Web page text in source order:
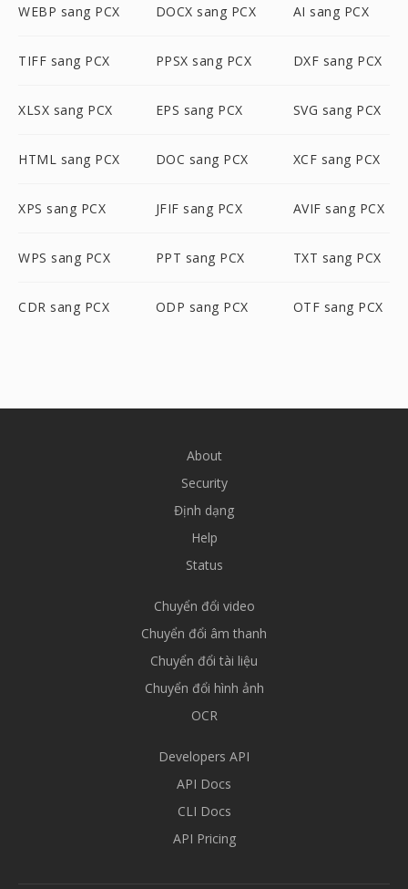
WEBP sang PCX DOCX sang PCX AI sang PCX
TIFF sang PCX PPSX sang PCX DXF sang PCX
XLSX sang PCX EPS sang PCX SVG sang PCX
HTML sang PCX DOC sang PCX XCF sang PCX
XPS sang PCX JFIF sang PCX AVIF sang PCX
WPS sang PCX PPT sang PCX TXT sang PCX
CDR sang PCX ODP sang PCX OTF sang PCX
About
Security
Định dạng
Help
Status
Chuyển đổi video
Chuyển đổi âm thanh
Chuyển đổi tài liệu
Chuyển đổi hình ảnh
OCR
Developers API
API Docs
CLI Docs
API Pricing